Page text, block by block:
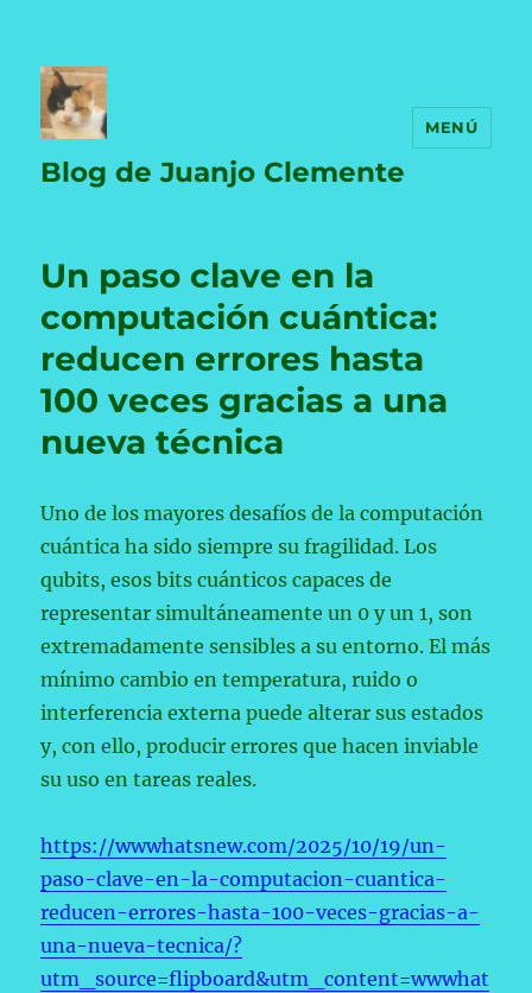
Blog de Juanjo Clemente
MENÚ
Un paso clave en la
computación cuántica:
reducen errores hasta
100 veces gracias a una
nueva técnica
Uno de los mayores desafíos de la computación
cuántica ha sido siempre su fragilidad. Los
qubits, esos bits cuánticos capaces de
representar simultáneamente un 0 y un 1, son
extremadamente sensibles a su entorno. El más
mínimo cambio en temperatura, ruido o
interferencia externa puede alterar sus estados
y, con ello, producir errores que hacen inviable
su uso en tareas reales.
https://wwwhatsnew.com/2025/10/19/un-
paso-clave-en-la-computacion-cuantica-
reducen-errores-hasta-100-veces-gracias-a-
una-nueva-tecnica/?
utm_source=flipboard&utm_content=wwwhat